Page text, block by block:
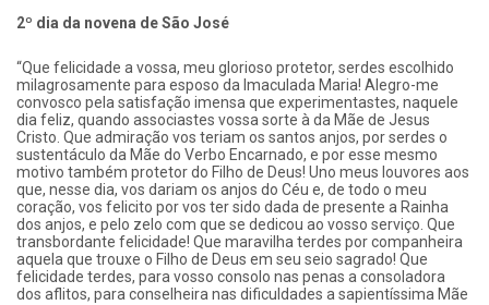
2º dia da novena de São José
“Que felicidade a vossa, meu glorioso protetor, serdes escolhido
milagrosamente para esposo da Imaculada Maria! Alegro-me
convosco pela satisfação imensa que experimentastes, naquele
dia feliz, quando associastes vossa sorte à da Mãe de Jesus
Cristo. Que admiração vos teriam os santos anjos, por serdes o
sustentáculo da Mãe do Verbo Encarnado, e por esse mesmo
motivo também protetor do Filho de Deus! Uno meus louvores aos
que, nesse dia, vos dariam os anjos do Céu e, de todo o meu
coração, vos felicito por vos ter sido dada de presente a Rainha
dos anjos, e pelo zelo com que se dedicou ao vosso serviço. Que
transbordante felicidade! Que maravilha terdes por companheira
aquela que trouxe o Filho de Deus em seu seio sagrado! Que
felicidade terdes, para vosso consolo nas penas a consoladora
dos aflitos, para conselheira nas dificuldades a sapientíssima Mãe